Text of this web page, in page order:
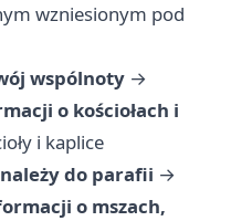
wzniesionym pod
wspólnoty →
o kościołach i
i kaplice
do parafii →
o mszach,